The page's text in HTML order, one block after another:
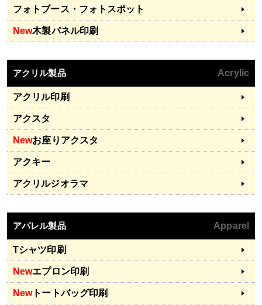
フォトブース・フォトスポット
New木製パネル印刷
アクリル製品 Acrylic
アクリル印刷
アクスタ
Newお座りアクスタ
アクキー
アクリルジオラマ
アパレル製品 Apparel
Tシャツ印刷
Newエプロン印刷
Newトートバッグ印刷